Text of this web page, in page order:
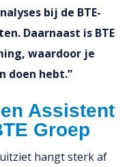
bij de BTE-
Daarnaast is BTE
waardoor je
doen hebt.”
Assistent
Groep
hangt sterk af